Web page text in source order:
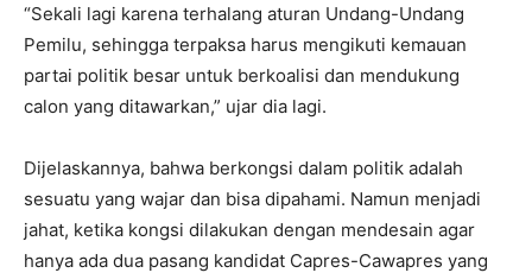
“Sekali lagi karena terhalang aturan Undang-Undang
Pemilu, sehingga terpaksa harus mengikuti kemauan
partai politik besar untuk berkoalisi dan mendukung
calon yang ditawarkan,” ujar dia lagi.
Dijelaskannya, bahwa berkongsi dalam politik adalah
sesuatu yang wajar dan bisa dipahami. Namun menjadi
jahat, ketika kongsi dilakukan dengan mendesain agar
hanya ada dua pasang kandidat Capres-Cawapres yang